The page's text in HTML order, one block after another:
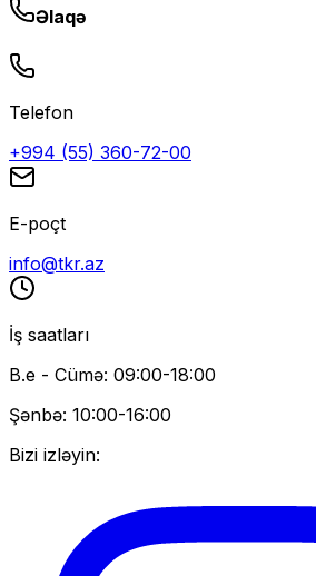
Əlaqə
Telefon
+994 (55) 360-72-00
E-poçt
info@tkr.az
İş saatları
B.e - Cümə: 09:00-18:00
Şənbə: 10:00-16:00
Bizi izləyin: